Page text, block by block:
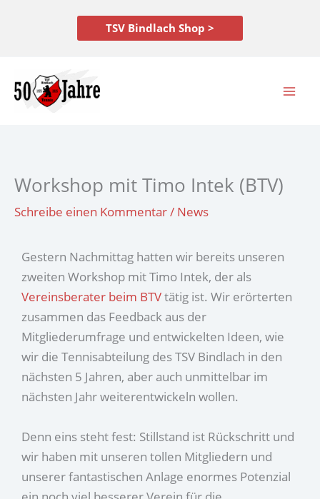
TSV Bindlach Shop >
Workshop mit Timo Intek (BTV)
Schreibe einen Kommentar/ News
Gestern Nachmittag hatten wir bereits unseren
zweiten Workshop mit Timo Intek, der als
Vereinsberater beim BTVtätig ist. Wir erörterten
zusammen das Feedback aus der
Mitgliederumfrage und entwickelten Ideen, wie
wir die Tennisabteilung des TSV Bindlach in den
nächsten 5 Jahren, aber auch unmittelbar im
nächsten Jahr weiterentwickeln wollen.
Denn eins steht fest: Stillstand ist Rückschritt und
wir haben mit unseren tollen Mitgliedern und
unserer fantastischen Anlage enormes Potenzial